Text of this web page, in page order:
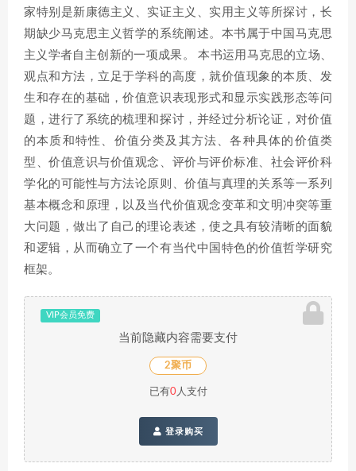
家特别是新康德主义、实证主义、实用主义等所探讨，长
期缺少马克思主义哲学的系统阐述。本书属于中国马克思
主义学者自主创新的一项成果。 本书运用马克思的立场、
观点和方法，立足于学科的高度，就价值现象的本质、发
生和存在的基础，价值意识表现形式和显示实践形态等问
题，进行了系统的梳理和探讨，并经过分析论证，对价值
的本质和特性、价值分类及其方法、各种具体的价值类
型、价值意识与价值观念、评价与评价标准、社会评价科
学化的可能性与方法论原则、价值与真理的关系等一系列
基本概念和原理，以及当代价值观念变革和文明冲突等重
大问题，做出了自己的理论表述，使之具有较清晰的面貌
和逻辑，从而确立了一个有当代中国特色的价值哲学研究
框架。
VIP会员免费
当前隐藏内容需要支付
2聚币
已有0人支付
登录购买